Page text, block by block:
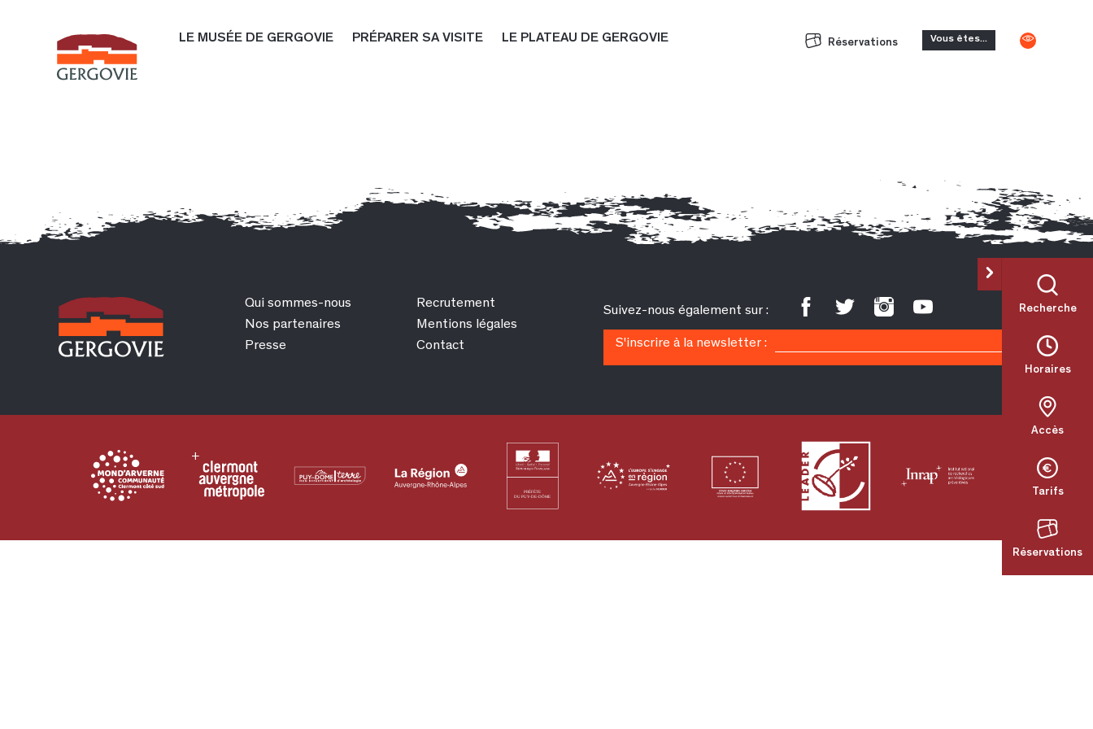
LE MUSÉE DE GERGOVIE PRÉPARER SA VISITE LE PLATEAU DE GERGOVIE Réservations Vous êtes...
Recherche
Horaires
Accès
Tarifs
Réservations
Qui sommes-nous
Recrutement
Nos partenaires
Mentions légales
Presse
Contact
Suivez-nous également sur :
S'inscrire à la newsletter : Ok